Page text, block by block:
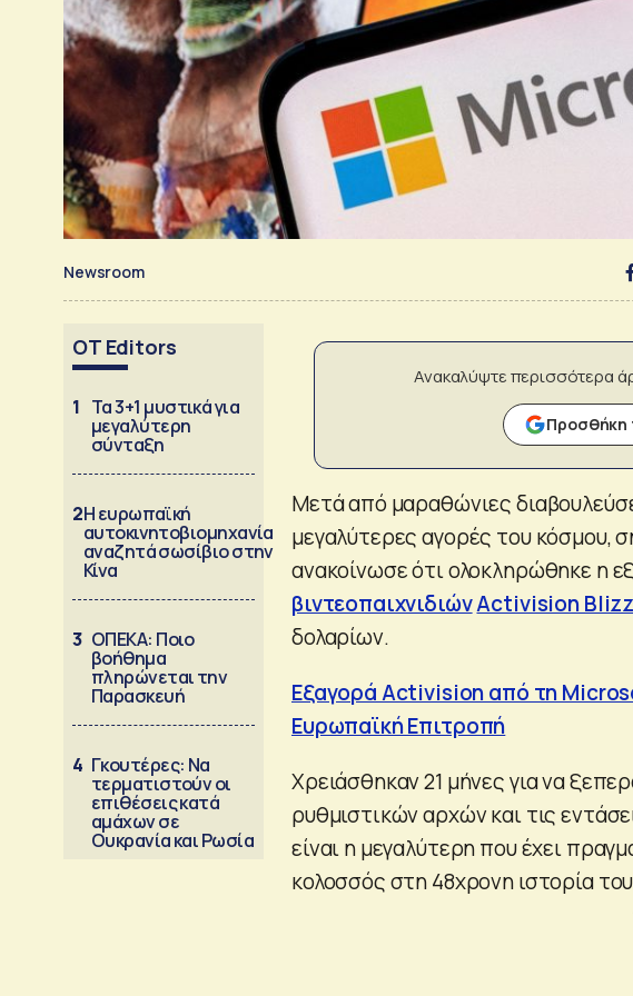
Newsroom
OT Editors
1 Τα 3+1 μυστικά για
μεγαλύτερη
σύνταξη
2Η ευρωπαϊκή
αυτοκινητοβιομηχανία
αναζητά σωσίβιο στην
Κίνα
3 ΟΠΕΚΑ: Ποιο
βοήθημα
πληρώνεται την
Παρασκευή
4 Γκουτέρες: Να
τερματιστούν οι
επιθέσεις κατά
αμάχων σε
Ουκρανία και Ρωσία
Ανακαλύψτε περισσότερα
Προσθήκη
Μετά από μαραθώνιες
μεγαλύτερες αγορές του κόσμου,
ανακοίνωσε ότι ολοκληρώθηκε η
βιντεοπαιχνιδιώνActivision
δολαρίων.
Εξαγορά Activision από τη
Ευρωπαϊκή Επιτροπή
Χρειάσθηκαν 21 μήνες για να
ρυθμιστικών αρχών και τις
είναι η μεγαλύτερη που έχει
κολοσσός στη 48χρονη ιστορία